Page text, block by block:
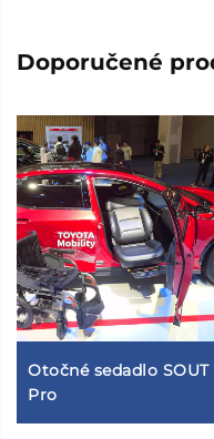
Doporučené
Otočné sedadlo SOUT
Pro